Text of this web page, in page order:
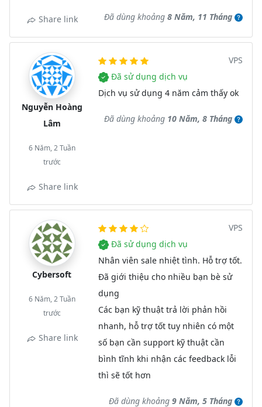
Share link Đã dùng khoảng 8 Năm, 11 Tháng
Nguyễn Hoàng
Lâm
6 Năm, 2 Tuần
trước
Share link
VPS
Đã sử dụng dịch vụ
Dịch vụ sử dụng 4 năm cảm thấy ok
Đã dùng khoảng 10 Năm, 8 Tháng
Cybersoft
6 Năm, 2 Tuần
trước
Share link
VPS
Đã sử dụng dịch vụ
Nhân viên sale nhiệt tình. Hỗ trợ tốt.
Đã giới thiệu cho nhiều bạn bè sử
dụng
Các bạn kỹ thuật trả lời phản hồi
nhanh, hỗ trợ tốt tuy nhiên có một
số bạn cần support kỹ thuật cần
bình tĩnh khi nhận các feedback lỗi
thì sẽ tốt hơn
Đã dùng khoảng 9 Năm, 5 Tháng